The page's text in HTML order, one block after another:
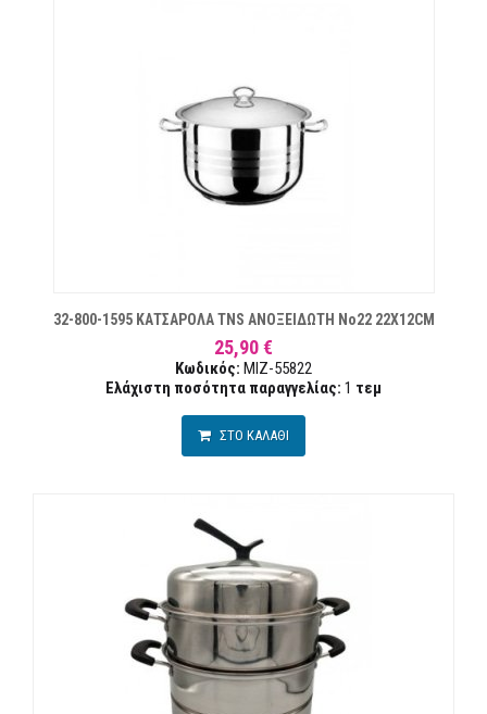
32-800-1595 ΚΑΤΣΑΡΟΛΑ TNS ΑΝΟΞΕΙΔΩΤΗ Νο22 22X12CM
25,90 €
Κωδικός: MIZ-55822
Ελάχιστη ποσότητα παραγγελίας: 1 τεμ
ΣΤΟ ΚΑΛΑΘΙ